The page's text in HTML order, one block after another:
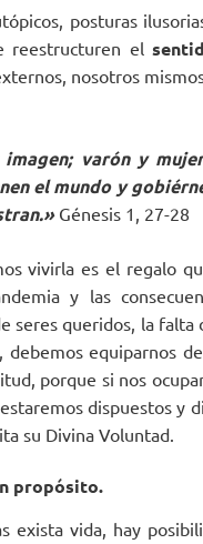
posturas
reestructuren el
nosotros
varón y
el mundo y
Génesis 1, 27-28
vivirla es el regalo
y las
seres queridos, la falta
debemos equiparnos
porque si nos
dispuestos y
su Divina Voluntad.
propósito.
exista vida, hay